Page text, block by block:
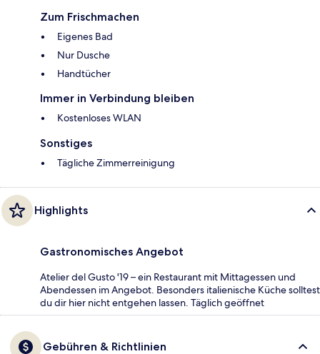
Zum Frischmachen
Eigenes Bad
Nur Dusche
Handtücher
Immer in Verbindung bleiben
Kostenloses WLAN
Sonstiges
Tägliche Zimmerreinigung
Highlights
Gastronomisches Angebot
Atelier del Gusto '19 – ein Restaurant mit Mittagessen und
Abendessen im Angebot. Besonders italienische Küche solltest
du dir hier nicht entgehen lassen. Täglich geöffnet
Gebühren & Richtlinien